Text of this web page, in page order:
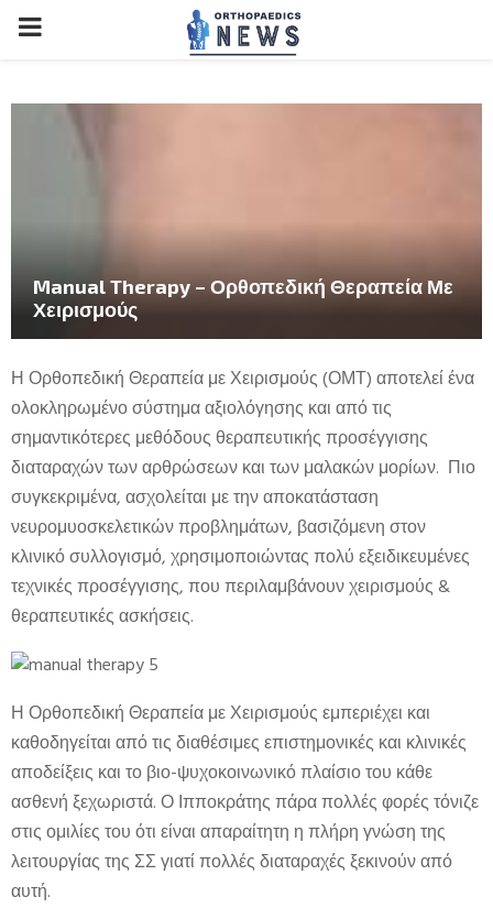
PRIMARY
Manual Therapy – Ορθοπεδική Θεραπεία Με
Χειρισμούς
Η Ορθοπεδική Θεραπεία με Χειρισμούς (ΟΜΤ) αποτελεί ένα
ολοκληρωμένο σύστημα αξιολόγησης και από τις
σημαντικότερες μεθόδους θεραπευτικής προσέγγισης
διαταραχών των αρθρώσεων και των μαλακών μορίων. Πιο
συγκεκριμένα, ασχολείται με την αποκατάσταση
νευρομυοσκελετικών προβλημάτων, βασιζόμενη στον
κλινικό συλλογισμό, χρησιμοποιώντας πολύ εξειδικευμένες
τεχνικές προσέγγισης, που περιλαμβάνουν χειρισμούς &
θεραπευτικές ασκήσεις.
Η Ορθοπεδική Θεραπεία με Χειρισμούς εμπεριέχει και
καθοδηγείται από τις διαθέσιμες επιστημονικές και κλινικές
αποδείξεις και το βιο-ψυχοκοινωνικό πλαίσιο του κάθε
ασθενή ξεχωριστά. Ο Ιπποκράτης πάρα πολλές φορές τόνιζε
στις ομιλίες του ότι είναι απαραίτητη η πλήρη γνώση της
λειτουργίας της ΣΣ γιατί πολλές διαταραχές ξεκινούν από
αυτή.